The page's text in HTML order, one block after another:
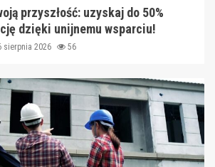
przyszłość: uzyskaj do 50%
dzięki unijnemu wsparciu!
sierpnia 2026 56